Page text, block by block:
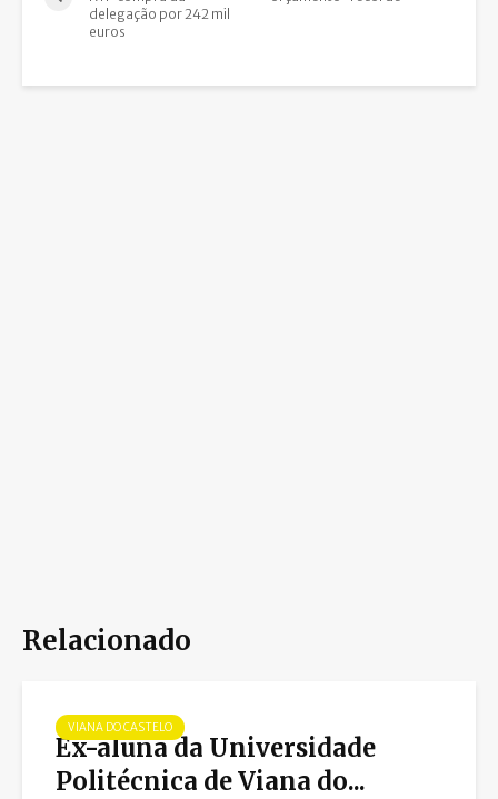
delegação por 242 mil
euros
Relacionado
VIANA DO CASTELO
Ex-aluna da Universidade
Politécnica de Viana do...